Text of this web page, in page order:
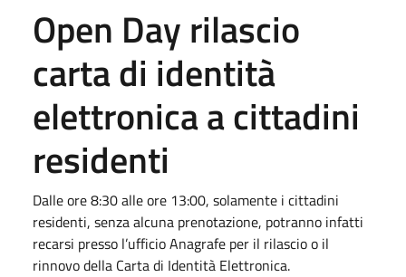
Open Day rilascio
carta di identità
elettronica a cittadini
residenti
Dalle ore 8:30 alle ore 13:00, solamente i cittadini
residenti, senza alcuna prenotazione, potranno infatti
recarsi presso l’ufficio Anagrafe per il rilascio o il
rinnovo della Carta di Identità Elettronica.